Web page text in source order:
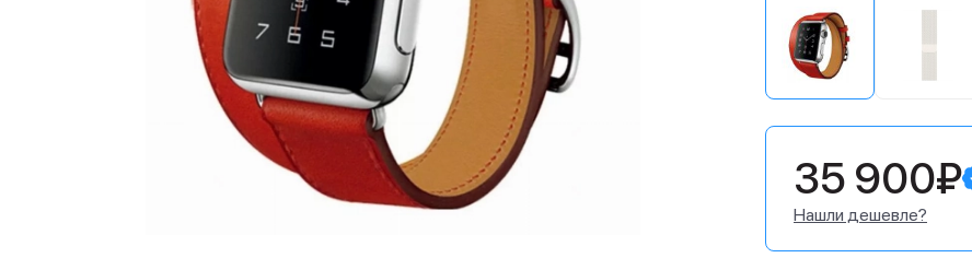
35 900₽
Нашли дешевле?